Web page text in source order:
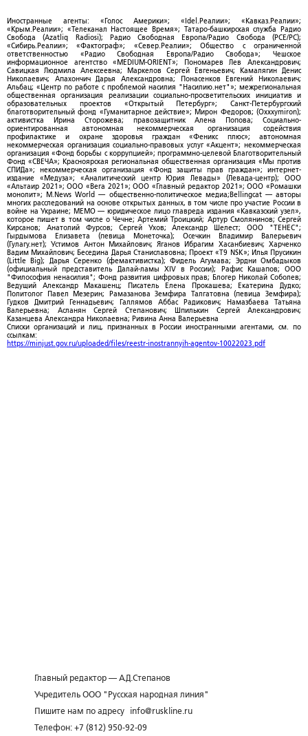
Иностранные агенты: «Голос Америки»; «Idel.Реалии»; «Кавказ.Реалии»;
«Крым.Реалии»; «Телеканал Настоящее Время»; Татаро-башкирская служба Радио
Свобода (Azatliq Radiosi); Радио Свободная Европа/Радио Свобода (PCE/PC);
«Сибирь.Реалии»; «Фактограф»; «Север.Реалии»; Общество с ограниченной
ответственностью «Радио Свободная Европа/Радио Свобода»; Чешское
информационное агентство «MEDIUM-ORIENT»; Пономарев Лев Александрович;
Савицкая Людмила Алексеевна; Маркелов Сергей Евгеньевич; Камалягин Денис
Николаевич; Апахончич Дарья Александровна; Понасенков Евгений Николаевич;
Альбац; «Центр по работе с проблемой насилия "Насилию.нет"»; межрегиональная
общественная организация реализации социально-просветительских инициатив и
образовательных проектов «Открытый Петербург»; Санкт-Петербургский
благотворительный фонд «Гуманитарное действие»; Мирон Федоров; (Oxxxymiron);
активистка Ирина Сторожева; правозащитник Алена Попова; Социально-
ориентированная автономная некоммерческая организация содействия
профилактике и охране здоровья граждан «Феникс плюс»; автономная
некоммерческая организация социально-правовых услуг «Акцент»; некоммерческая
организация «Фонд борьбы с коррупцией»; программно-целевой Благотворительный
Фонд «СВЕЧА»; Красноярская региональная общественная организация «Мы против
СПИДа»; некоммерческая организация «Фонд защиты прав граждан»; интернет-
издание «Медуза»; «Аналитический центр Юрия Левады» (Левада-центр); ООО
«Альтаир 2021»; ООО «Вега 2021»; ООО «Главный редактор 2021»; ООО «Ромашки
монолит»; M.News World — общественно-политическое медиа;Bellingcat — авторы
многих расследований на основе открытых данных, в том числе про участие России в
войне на Украине; МЕМО — юридическое лицо главреда издания «Кавказский узел»,
которое пишет в том числе о Чечне; Артемий Троицкий; Артур Смолянинов; Сергей
Кирсанов; Анатолий Фурсов; Сергей Ухов; Александр Шелест; ООО "ТЕНЕС";
Гырдымова Елизавета (певица Монеточка); Осечкин Владимир Валерьевич
(Гулагу.нет); Устимов Антон Михайлович; Яганов Ибрагим Хасанбиевич; Харченко
Вадим Михайлович; Беседина Дарья Станиславовна; Проект «T9 NSK»; Илья Прусикин
(Little Big); Дарья Серенко (фемактивистка); Фидель Агумава; Эрдни Омбадыков
(официальный представитель Далай-ламы XIV в России); Рафис Кашапов; ООО
"Философия ненасилия"; Фонд развития цифровых прав; Блогер Николай Соболев;
Ведущий Александр Макашенц; Писатель Елена Прокашева; Екатерина Дудко;
Политолог Павел Мезерин; Рамазанова Земфира Талгатовна (певица Земфира);
Гудков Дмитрий Геннадьевич; Галлямов Аббас Радикович; Намазбаева Татьяна
Валерьевна; Асланян Сергей Степанович; Шпилькин Сергей Александрович;
Казанцева Александра Николаевна; Ривина Анна Валерьевна
Списки организаций и лиц, признанных в России иностранными агентами, см. по
ссылкам:
https://minjust.gov.ru/uploaded/files/reestr-inostrannyih-agentov-10022023.pdf
Главный редактор — А.Д.Степанов
Учредитель ООО "Русская народная линия"
Пишите нам по адресу
info@ruskline.ru
Телефон: +7 (812) 950-92-09